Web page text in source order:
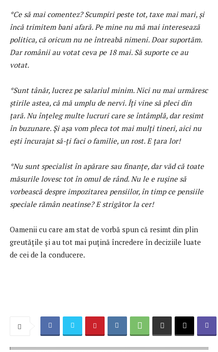
*Ce să mai comentez? Scumpiri peste tot, taxe mai mari, și
încă trimitem bani afară. Pe mine nu mă mai interesează
politica, că oricum nu ne întreabă nimeni. Doar suportăm.
Dar românii au votat ceva pe 18 mai. Să suporte ce au
votat.
*Sunt tânăr, lucrez pe salariul minim. Nici nu mai urmăresc
știrile astea, că mă umplu de nervi. Îți vine să pleci din
țară. Nu înțeleg multe lucruri care se întâmplă, dar resimt
în buzunare. Și așa vom pleca tot mai mulți tineri, aici nu
ești încurajat să-ți faci o familie, un rost. E țara lor!
*Nu sunt specialist în apărare sau finanțe, dar văd că toate
măsurile lovesc tot în omul de rând. Nu le e rușine să
vorbească despre impozitarea pensiilor, în timp ce pensiile
speciale rămân neatinse? E strigător la cer!
Oamenii cu care am stat de vorbă spun că resimt din plin
greutățile și au tot mai puțină încredere în deciziile luate
de cei de la conducere.